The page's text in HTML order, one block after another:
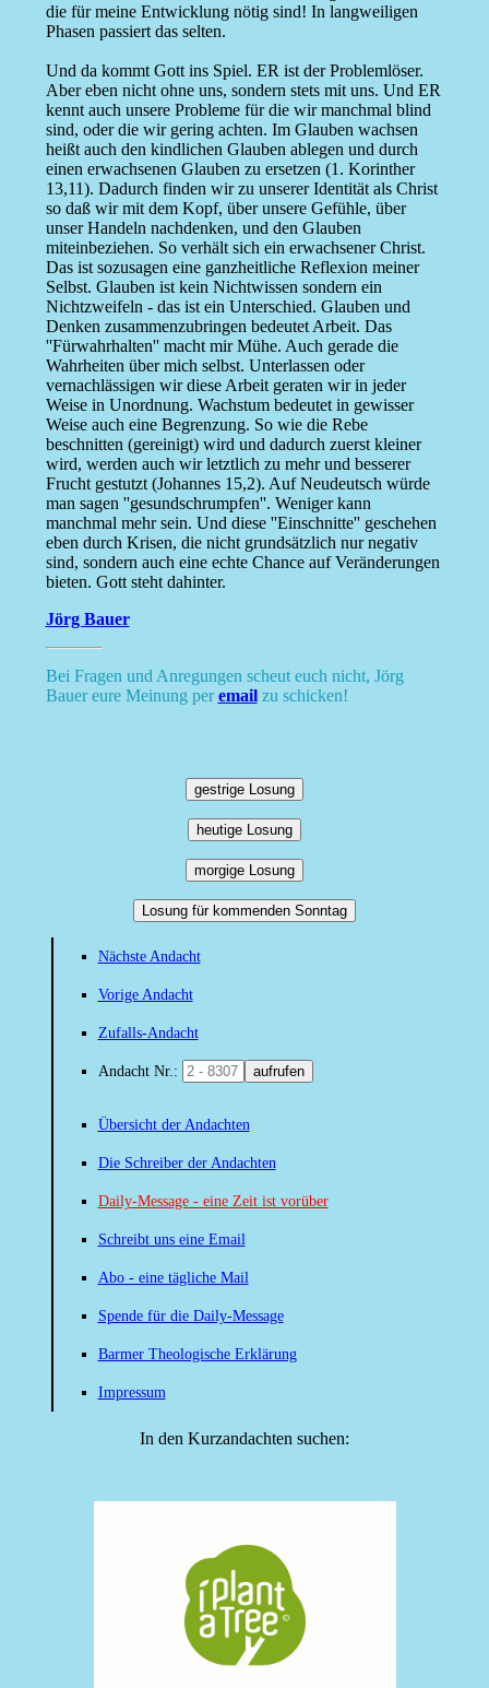
die für meine Entwicklung nötig sind! In langweiligen
Phasen passiert das selten.
Und da kommt Gott ins Spiel. ER ist der Problemlöser.
Aber eben nicht ohne uns, sondern stets mit uns. Und ER
kennt auch unsere Probleme für die wir manchmal blind
sind, oder die wir gering achten. Im Glauben wachsen
heißt auch den kindlichen Glauben ablegen und durch
einen erwachsenen Glauben zu ersetzen (1. Korinther
13,11). Dadurch finden wir zu unserer Identität als Christ
so daß wir mit dem Kopf, über unsere Gefühle, über
unser Handeln nachdenken, und den Glauben
miteinbeziehen. So verhält sich ein erwachsener Christ.
Das ist sozusagen eine ganzheitliche Reflexion meiner
Selbst. Glauben ist kein Nichtwissen sondern ein
Nichtzweifeln - das ist ein Unterschied. Glauben und
Denken zusammenzubringen bedeutet Arbeit. Das
''Fürwahrhalten'' macht mir Mühe. Auch gerade die
Wahrheiten über mich selbst. Unterlassen oder
vernachlässigen wir diese Arbeit geraten wir in jeder
Weise in Unordnung. Wachstum bedeutet in gewisser
Weise auch eine Begrenzung. So wie die Rebe
beschnitten (gereinigt) wird und dadurch zuerst kleiner
wird, werden auch wir letztlich zu mehr und besserer
Frucht gestutzt (Johannes 15,2). Auf Neudeutsch würde
man sagen ''gesundschrumpfen''. Weniger kann
manchmal mehr sein. Und diese ''Einschnitte'' geschehen
eben durch Krisen, die nicht grundsätzlich nur negativ
sind, sondern auch eine echte Chance auf Veränderungen
bieten. Gott steht dahinter.
Jörg Bauer
Bei Fragen und Anregungen scheut euch nicht, Jörg
Bauer eure Meinung peremailzu schicken!
gestrige Losung
heutige Losung
morgige Losung
Losung für kommenden Sonntag
Nächste Andacht
Vorige Andacht
Zufalls-Andacht
Andacht Nr.: aufrufen
Übersicht der Andachten
Die Schreiber der Andachten
Daily-Message - eine Zeit ist vorüber
Schreibt uns eine Email
Abo - eine tägliche Mail
Spende für die Daily-Message
Barmer Theologische Erklärung
Impressum
In den Kurzandachten suchen: